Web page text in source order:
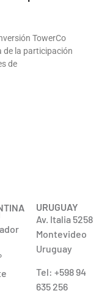
TowerCo
de la participación
de
URUGUAY
Av. Italia 5258
Montevideo
Uruguay
Tel: +598 94
635 256